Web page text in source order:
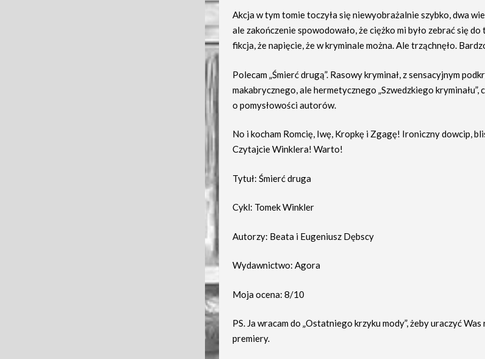
Akcja w tym tomie toczyła się niewyobrażalnie szybko, dwa
ale zakończenie spowodowało, że ciężko mi było zebrać się do
fikcja, że napięcie, że w kryminale można. Ale trząchnęło.
Polecam „Śmierć drugą”. Rasowy kryminał, z sensacyjnym
makabrycznego, ale hermetycznego „Szwedzkiego
o pomysłowości autorów.
No i kocham Romcię, Iwę, Kropkę i Zgagę! Ironiczny dowcip,
Czytajcie Winklera! Warto!
Tytuł: Śmierć druga
Cykl: Tomek Winkler
Autorzy: Beata i Eugeniusz Dębscy
Wydawnictwo: Agora
Moja ocena: 8/10
PS. Ja wracam do „Ostatniego krzyku mody”, żeby uraczyć
premiery.